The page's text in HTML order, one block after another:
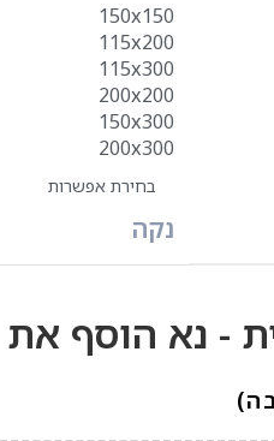
150x150
115x200
115x300
200x200
150x300
200x300
נקה
- נא הוסף את